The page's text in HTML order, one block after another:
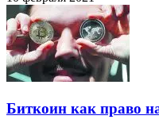
Биткоин как право